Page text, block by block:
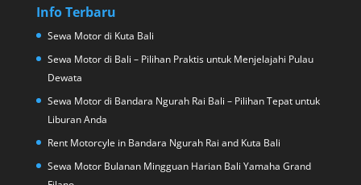
Info Terbaru
Sewa Motor di Kuta Bali
Sewa Motor di Bali – Pilihan Praktis untuk Menjelajahi Pulau
Dewata
Sewa Motor di Bandara Ngurah Rai Bali – Pilihan Tepat untuk
Liburan Anda
Rent Motorcyle in Bandara Ngurah Rai and Kuta Bali
Sewa Motor Bulanan Mingguan Harian Bali Yamaha Grand